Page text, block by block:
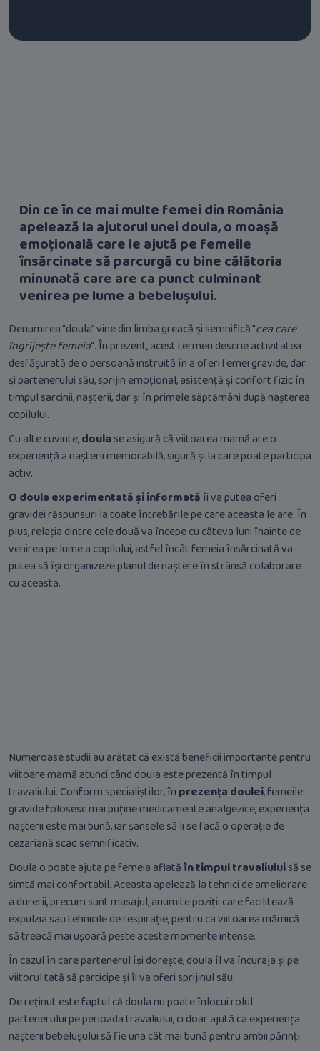
Din ce în ce mai multe femei din România
apelează la ajutorul unei doula, o moașă
emoțională care le ajută pe femeile
însărcinate să parcurgă cu bine călătoria
minunată care are ca punct culminant
venirea pe lume a bebelușului.
Denumirea "doula" vine din limba greacă și semnifică "cea care
îngrijește femeia". În prezent, acest termen descrie activitatea
desfășurată de o persoană instruită în a oferi femei gravide, dar
și partenerului său, sprijin emoțional, asistență și confort fizic în
timpul sarcinii, nașterii, dar și în primele săptămâni după nașterea
copilului.
Cu alte cuvinte,doula se asigură că viitoarea mamă are o
experiență a nașterii memorabilă, sigură și la care poate participa
activ.
O doula experimentată și informatăîi va putea oferi
gravidei răspunsuri la toate întrebările pe care aceasta le are. În
plus, relația dintre cele două va începe cu câteva luni înainte de
venirea pe lume a copilului, astfel încât femeia însărcinată va
putea să își organizeze planul de naștere în strânsă colaborare
cu aceasta.
Numeroase studii au arătat că există beneficii importante pentru
viitoare mamă atunci când doula este prezentă în timpul
travaliului. Conform specialiștilor, în prezența doulei, femeile
gravide folosesc mai puține medicamente analgezice, experiența
nașterii este mai bună, iar șansele să li se facă o operație de
cezariană scad semnificativ.
Doula o poate ajuta pe femeia aflatăîn timpul travaliuluisă se
simtă mai confortabil. Aceasta apelează la tehnici de ameliorare
a durerii, precum sunt masajul, anumite poziții care facilitează
expulzia sau tehnicile de respirație, pentru ca viitoarea mămică
să treacă mai ușoară peste aceste momente intense.
În cazul în care partenerul își dorește, doula îl va încuraja și pe
viitorul tată să participe și îi va oferi sprijinul său.
De reținut este faptul că doula nu poate înlocui rolul
partenerului pe perioada travaliului, ci doar ajută ca experiența
nașterii bebelușului să fie una cât mai bună pentru ambii părinți.